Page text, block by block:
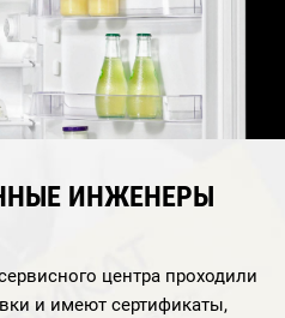
ИНЖЕНЕРЫ
центра проходили
и имеют сертификаты,